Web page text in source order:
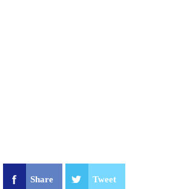
Share Tweet